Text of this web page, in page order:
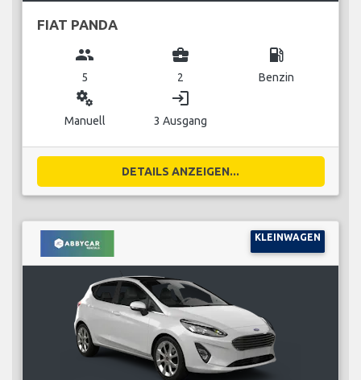
FIAT PANDA
group
5
business_center
2
local_gas_station
Benzin
miscellaneous_services
Manuell
login
3 Ausgang
DETAILS ANZEIGEN...
KLEINWAGEN